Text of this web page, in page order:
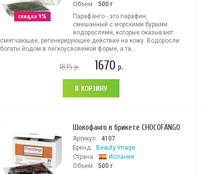
скидка 9%
Объем:
500 г
Парафанго - это парафин,
смешанный с морскими бурыми
водорослями, которые оказывают
смягчающее, регенерирующее действие на кожу. Водоросли
богаты йодом в легкоусвояемой форме, а та...
1835р. 1670 р.
В КОРЗИНУ
Шокофанго в брикете CHOCOFANGO
Артикул:
4107
Бренд:
Beauty Image
Страна:
Испания
Объем:
500 г